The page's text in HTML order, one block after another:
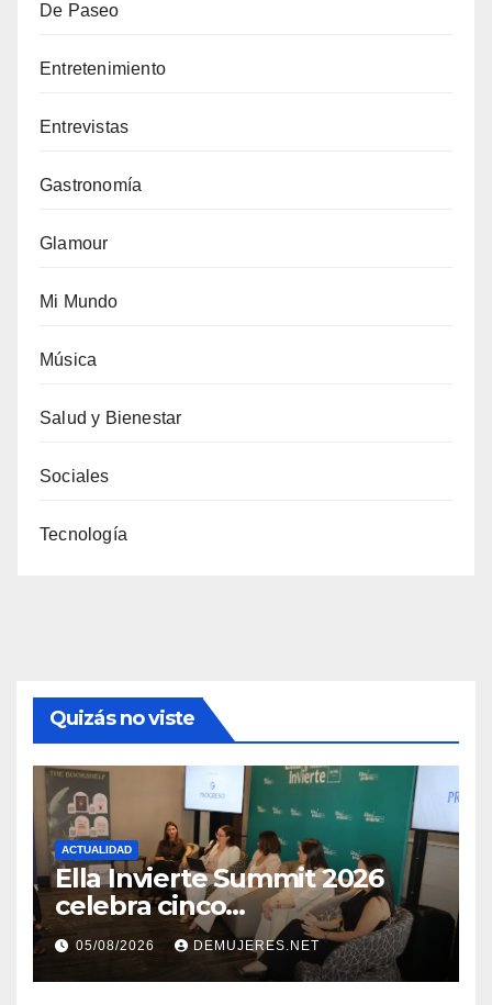
De Paseo
Entretenimiento
Entrevistas
Gastronomía
Glamour
Mi Mundo
Música
Salud y Bienestar
Sociales
Tecnología
Quizás no viste
ACTUALIDAD
Ella Invierte Summit 2026
celebra cinco
añosimpulsando a las
mujeres a construir su
independencia financiera
05/08/2026 DEMUJERES.NET